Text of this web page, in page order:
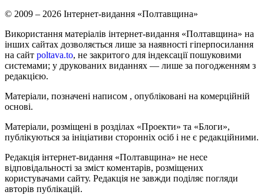
© 2009 – 2026 Інтернет-видання «Полтавщина»
Використання матеріалів інтернет-видання «Полтавщина» на
інших сайтах дозволяється лише за наявності гіперпосилання
на сайт poltava.to, не закритого для індексації пошуковими
системами; у друкованих виданнях — лише за погодженням з
редакцією.
Матеріали, позначені написом , опубліковані на комерційній
основі.
Матеріали, розміщені в розділах «Проекти» та «Блоги»,
публікуються за ініціативи сторонніх осіб і не є редакційними.
Редакція інтернет-видання «Полтавщина» не несе
відповідальності за зміст коментарів, розміщених
користувачами сайту. Редакція не завжди поділяє погляди
авторів публікацій.